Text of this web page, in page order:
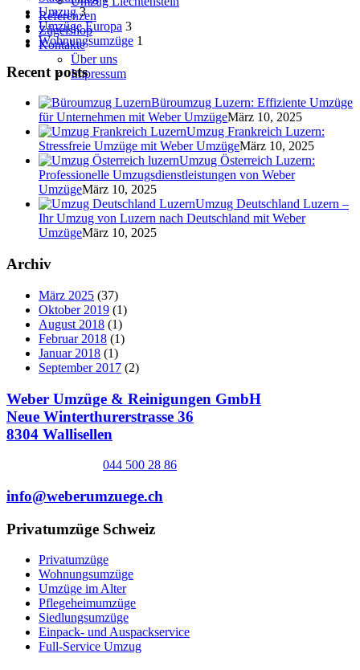
Referenzen
Zügelshop
Kontakte
Über uns
Impressum
Umzug 3
Umzüge Europa 3
Wohnungsumzüge 1
Recent posts
Büroumzug Luzern: Effiziente Umzüge
für Unternehmen mit Weber UmzügeMärz 10, 2025
Umzug Frankreich Luzern:
Stressfreie Umzüge mit Weber UmzügeMärz 10, 2025
Umzug Österreich Luzern:
Professionelle Umzugsdienstleistungen von Weber
UmzügeMärz 10, 2025
Umzug Deutschland Luzern –
Ihr Umzug von Luzern nach Deutschland mit Weber
UmzügeMärz 10, 2025
Archiv
März 2025 (37)
Oktober 2019 (1)
August 2018 (1)
Februar 2018 (1)
Januar 2018 (1)
September 2017 (2)
Weber Umzüge & Reinigungen GmbH
Neue Winterthurerstrasse 36
8304 Wallisellen
044 500 28 86
info@weberumzuege.ch
Privatumzüge Schweiz
Privatumzüge
Wohnungsumzüge
Umzüge im Alter
Pflegeheimumzüge
Siedlungsumzüge
Einpack- und Auspackservice
Full-Service Umzug